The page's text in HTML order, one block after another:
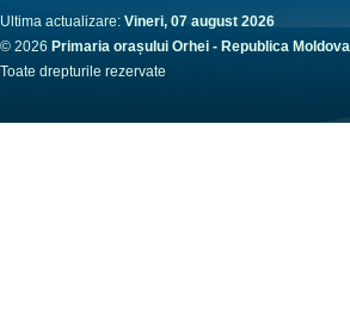
Ultima actualizare: Vineri, 07 august 2026
© 2026 Primaria orașului Orhei - Republica Moldova
Toate drepturile rezervate